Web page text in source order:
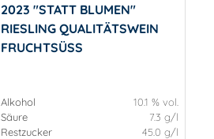
2023 "STATT BLUMEN"
RIESLING QUALITÄTSWEIN
FRUCHTSÜSS
Alkohol
10.1 % vol.
Säure
7.3 g/l
Restzucker
45.0 g/l